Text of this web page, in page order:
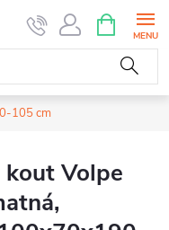
NÁKUPNÍ
KOŠÍK
105 cm
kout Volpe